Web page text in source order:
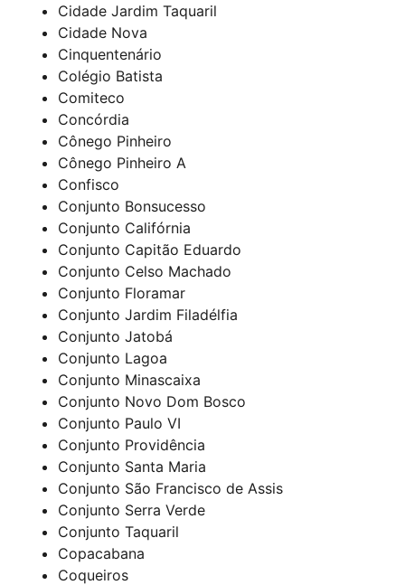
Cidade Jardim Taquaril
Cidade Nova
Cinquentenário
Colégio Batista
Comiteco
Concórdia
Cônego Pinheiro
Cônego Pinheiro A
Confisco
Conjunto Bonsucesso
Conjunto Califórnia
Conjunto Capitão Eduardo
Conjunto Celso Machado
Conjunto Floramar
Conjunto Jardim Filadélfia
Conjunto Jatobá
Conjunto Lagoa
Conjunto Minascaixa
Conjunto Novo Dom Bosco
Conjunto Paulo VI
Conjunto Providência
Conjunto Santa Maria
Conjunto São Francisco de Assis
Conjunto Serra Verde
Conjunto Taquaril
Copacabana
Coqueiros